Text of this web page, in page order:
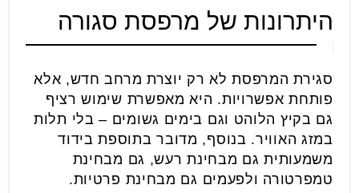
היתרונות של מרפסת סגורה
סגירת המרפסת לא רק יוצרת מרחב חדש, אלא
פותחת אפשרויות. היא מאפשרת שימוש רציף
גם בקיץ הלוהט וגם בימים גשומים – בלי תלות
במזג האוויר. בנוסף, מדובר בתוספת בידוד
משמעותית גם מבחינת רעש, גם מבחינת
טמפרטורה ולפעמים גם מבחינת פרטיות.